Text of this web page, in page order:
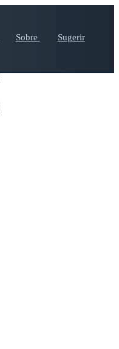
Sobre
Sugerir